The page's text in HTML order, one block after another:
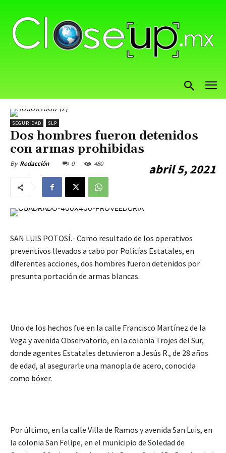
SEGURIDAD SLP
Dos hombres fueron detenidos
con armas prohibidas
By Redacción abril 5, 2021
0 480
SAN LUIS POTOSÍ.- Como resultado de los operativos
preventivos llevados a cabo por Policías Estatales, en
diferentes acciones, dos hombres fueron detenidos por
presunta portación de armas blancas.
Uno de los hechos fue en la calle Francisco Martínez de la
Vega y avenida Observatorio, en la colonia Trojes del Sur,
donde agentes Estatales detuvieron a Jesús R., de 28 años
de edad, al asegurarle una manopla de acero, conocida
como bóxer.
Por último, en la calle Villa de Ramos y avenida San Luis, en
la colonia San Felipe, en el municipio de Soledad de